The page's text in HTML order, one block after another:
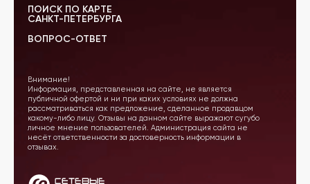
ПОИСК ПО КАРТЕ
САНКТ-ПЕТЕРБУРГА
ВОПРОС-ОТВЕТ
Внимание!
Информация, представленная на сайте, не является
публичной офертой и ни при каких условиях не должна
рассматриваться как предложение, сделанное продавцом
какому-либо лицу. Отзывы на данном сайте выражают сугубо
личное мнение пользователей. Администрация сайта не
несёт ответственности за достоверность информации в
отзывах.